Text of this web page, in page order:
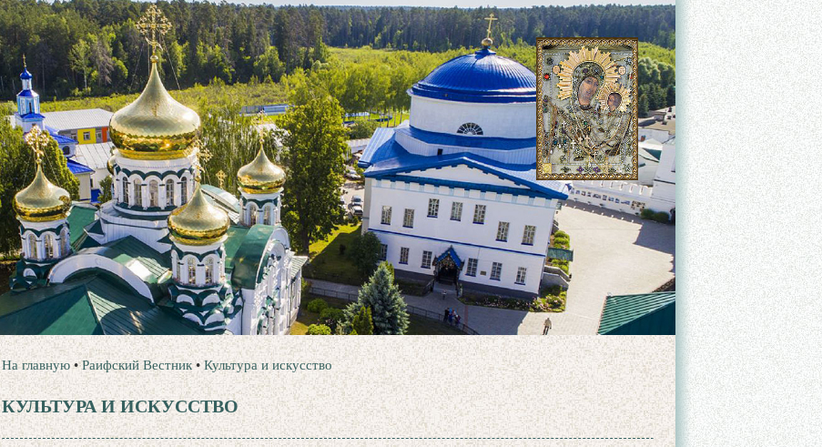
На главную •Раифский Вестник •Культура и искусство
КУЛЬТУРА И ИСКУССТВО